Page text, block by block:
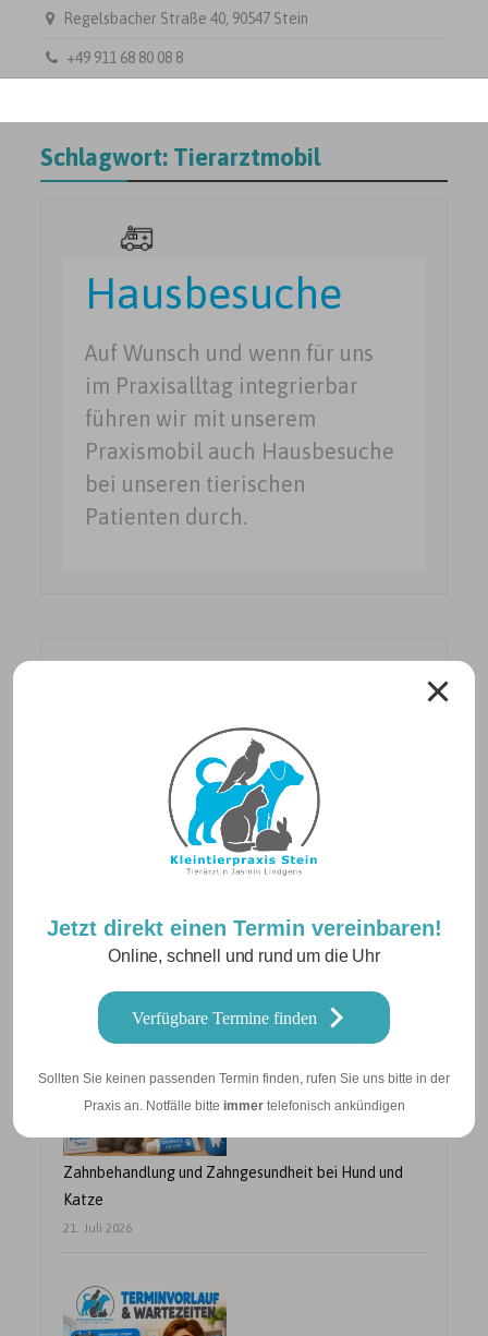
Jetzt direkt einen Termin vereinbaren!
Online, schnell und rund um die Uhr
Verfügbare Termine finden
Sollten Sie keinen passenden Termin finden, rufen Sie uns bitte in der
Praxis an. Notfälle bitte immertelefonisch ankündigen
Regelsbacher Straße 40, 90547 Stein
+49 911 68 80 08 8
Schlagwort: Tierarztmobil
Hausbesuche
Auf Wunsch und wenn für uns
im Praxisalltag integrierbar
führen wir mit unserem
Praxismobil auch Hausbesuche
bei unseren tierischen
Patienten durch.
24. Juli 2026
Zahnbehandlung und Zahngesundheit bei Hund und
Katze
21. Juli 2026